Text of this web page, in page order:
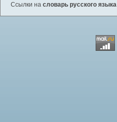
Ссылки на словарь русского языка